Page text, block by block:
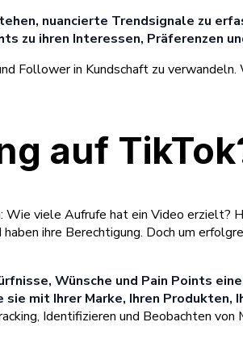
nuancierte Trendsignale zu
zu ihren Interessen, Präferenzen
Follower in Kundschaft zu
auf
viele Aufrufe hat ein Video erzielt?
ihre Berechtigung. Doch um
Wünsche und Pain Points
mit Ihrer Marke, Ihren Produkten,
Identifizieren und Beobachten von